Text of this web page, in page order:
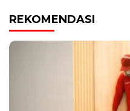
REKOMENDASI